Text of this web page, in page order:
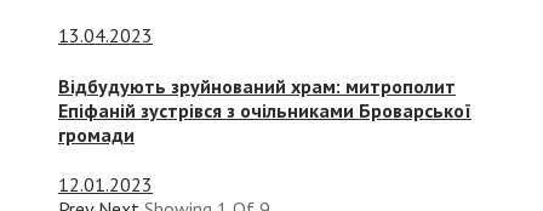
13.04.2023
Відбудують зруйнований храм: митрополит
Епіфаній зустрівся з очільниками Броварської
громади
12.01.2023